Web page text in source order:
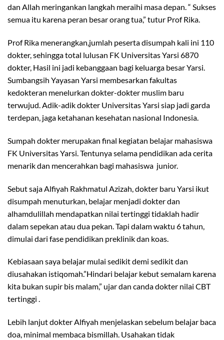
dan Allah meringankan langkah meraihi masa depan. “ Sukses
semua itu karena peran besar orang tua,” tutur Prof Rika.
Prof Rika menerangkan,jumlah peserta disumpah kali ini 110
dokter, sehingga total lulusan FK Universitas Yarsi 6870
dokter, Hasil ini jadi kebanggaan bagi keluarga besar Yarsi.
Sumbangsih Yayasan Yarsi membesarkan fakultas
kedokteran menelurkan dokter-dokter muslim baru
terwujud. Adik-adik dokter Universitas Yarsi siap jadi garda
terdepan, jaga ketahanan kesehatan nasional Indonesia.
Sumpah dokter merupakan final kegiatan belajar mahasiswa
FK Universitas Yarsi. Tentunya selama pendidikan ada cerita
menarik dan mencerahkan bagi mahasiswa junior.
Sebut saja Alfiyah Rakhmatul Azizah, dokter baru Yarsi ikut
disumpah menuturkan, belajar menjadi dokter dan
alhamdulillah mendapatkan nilai tertinggi tidaklah hadir
dalam sepekan atau dua pekan. Tapi dalam waktu 6 tahun,
dimulai dari fase pendidikan preklinik dan koas.
Kebiasaan saya belajar mulai sedikit demi sedikit dan
diusahakan istiqomah.”Hindari belajar kebut semalam karena
kita bukan supir bis malam,” ujar dan canda dokter nilai CBT
tertinggi .
Lebih lanjut dokter Alfiyah menjelaskan sebelum belajar baca
doa, minimal membaca bismillah. Usahakan tidak